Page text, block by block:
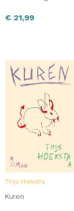
€ 21,99
Thijs Hoekstra
Kuren